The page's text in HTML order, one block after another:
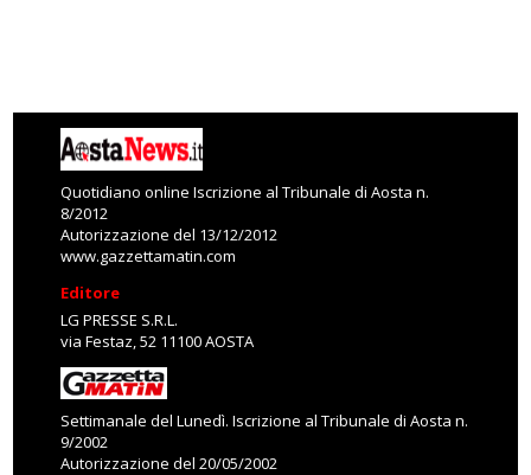
Quotidiano online Iscrizione al Tribunale di Aosta n.
8/2012
Autorizzazione del 13/12/2012
www.gazzettamatin.com
Editore
LG PRESSE S.R.L.
via Festaz, 52 11100 AOSTA
Settimanale del Lunedì. Iscrizione al Tribunale di Aosta n.
9/2002
Autorizzazione del 20/05/2002